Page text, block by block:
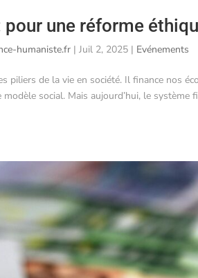
pour une réforme
humaniste.fr |Juil 2, 2025 | Evénements
piliers de la vie en société. Il finance nos
social. Mais aujourd’hui, le système